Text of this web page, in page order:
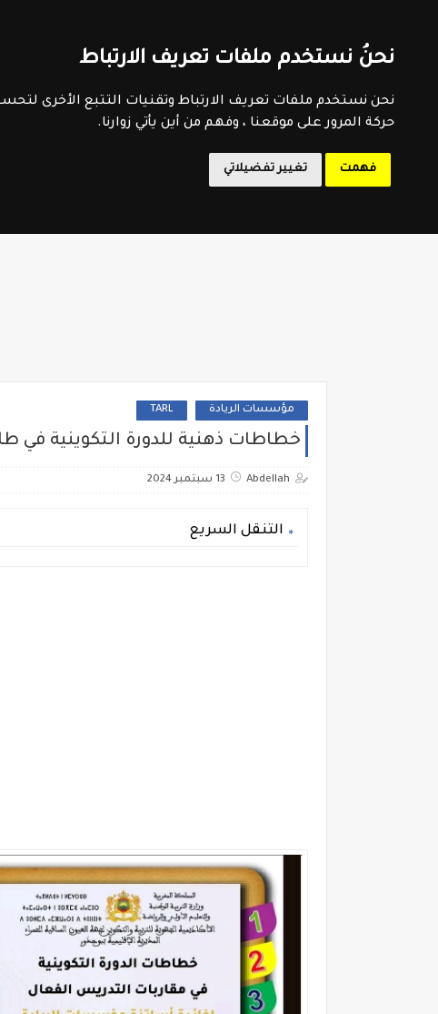
نحنُ نستخدم ملفات تعريف الارتباط
نحن نستخدم ملفات تعريف الارتباط وتقنيات التتبع الأخرى
حركة المرور على موقعنا ، وفهم من أين يأتي زوارنا.
فهمت تغيير تفضيلاتي
مؤسسات الريادة TARL
خطاطات ذهنية للدورة التكوينية
Abdellah 13 سبتمبر 2024
التنقل السريع